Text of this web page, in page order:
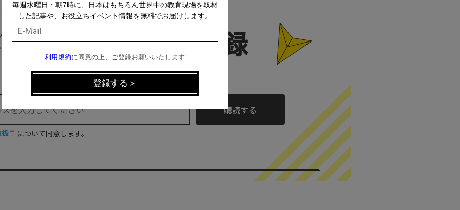
MAIL MAGAZINE
イベント、記事などの最新情報をお届け！
について同意します。
毎週水曜日・朝7時に、日本はもちろん世界中の教育現場を取材
した記事や、お役立ちイベント情報を無料でお届けします。
利用規約に同意の上、ご登録お願いいたします